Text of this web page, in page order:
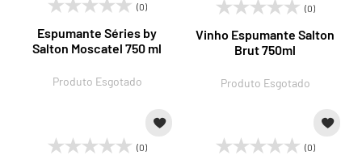
(0)
Espumante Séries by
Salton Moscatel 750 ml
Produto Esgotado
(0)
Vinho Espumante Salton
Brut 750ml
Produto Esgotado
(0) (0)